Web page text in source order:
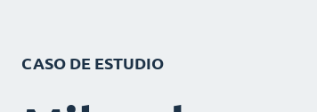
CASO DE ESTUDIO